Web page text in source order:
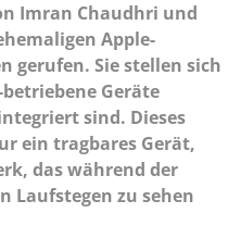
Imran Chaudhri und
Apple-
gerufen. Sie stellen sich
Geräte
sind. Dieses
ein tragbares Gerät,
das während der
Laufstegen zu sehen